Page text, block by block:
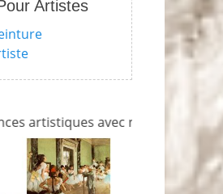
Artistes
avec nos quizzes sur